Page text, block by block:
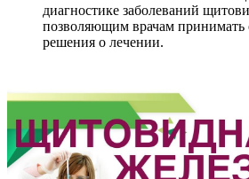
диагностике заболеваний
позволяющим врачам принимать
решения о лечении.